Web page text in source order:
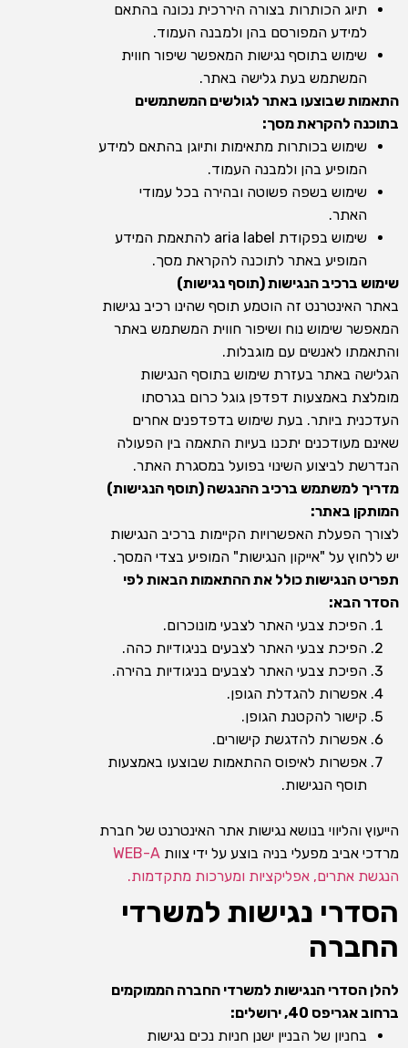
תיוג הכותרות בצורה היררכית נכונה בהתאם
למידע המפורסם בהן ולמבנה העמוד.
שימוש בתוסף נגישות המאפשר שיפור חווית
המשתמש בעת גלישה באתר.
התאמות שבוצעו באתר לגולשים המשתמשים
בתוכנה להקראת מסך:
שימוש בכותרות מתאימות ותיוגן בהתאם למידע
המופיע בהן ולמבנה העמוד.
שימוש בשפה פשוטה ובהירה בכל עמודי
האתר.
שימוש בפקודת aria label להתאמת המידע
המופיע באתר לתוכנה להקראת מסך.
שימוש ברכיב הנגישות (תוסף נגישות)
באתר האינטרנט זה הוטמע תוסף שהינו רכיב נגישות
המאפשר שימוש נוח ושיפור חווית המשתמש באתר
והתאמתו לאנשים עם מוגבלות.
הגלישה באתר בעזרת שימוש בתוסף הנגישות
מומלצת באמצעות דפדפן גוגל כרום בגרסתו
העדכנית ביותר. בעת שימוש בדפדפנים אחרים
שאינם מעודכנים יתכנו בעיות התאמה בין הפעולה
הנדרשת לביצוע השינוי בפועל במסגרת האתר.
מדריך למשתמש ברכיב ההנגשה (תוסף הנגישות)
המותקן באתר:
לצורך הפעלת האפשרויות הקיימות ברכיב הנגישות
יש ללחוץ על "אייקון הנגישות" המופיע בצדי המסך.
תפריט הנגישות כולל את ההתאמות הבאות לפי
הסדר הבא:
הפיכת צבעי האתר לצבעי מונוכרום.
הפיכת צבעי האתר לצבעים בניגודיות כהה.
הפיכת צבעי האתר לצבעים בניגודיות בהירה.
אפשרות להגדלת הגופן.
קישור להקטנת הגופן.
אפשרות להדגשת קישורים.
אפשרות לאיפוס ההתאמות שבוצעו באמצעות
תוסף הנגישות.
הייעוץ והליווי בנושא נגישות אתר האינטרנט של חברת
מרדכי אביב מפעלי בניה בוצע על ידי צוות WEB-A
הנגשת אתרים, אפליקציות ומערכות מתקדמות.
הסדרי נגישות למשרדי
החברה
להלן הסדרי הנגישות למשרדי החברה הממוקמים
ברחוב אגריפס 40, ירושלים:
בחניון של הבניין ישנן חניות נכים נגישות